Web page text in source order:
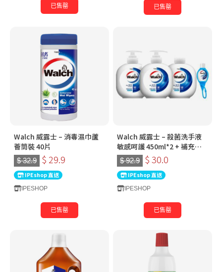
已售罄 已售罄
Walch 威露士 – 消毒濕巾蘆
薈筒裝 40片
$ 32.9 $ 29.9
IPEshop 直送
IPESHOP
已售罄
Walch 威露士 – 殺菌洗手液
敏感呵護 450ml*2 + 補充裝
450ml + 威露士Q版免洗搓手
液 20ml
$ 92.9 $ 30.0
IPEshop 直送
IPESHOP
已售罄